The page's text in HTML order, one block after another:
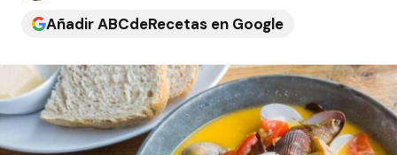
Añadir ABCdeRecetas en Google